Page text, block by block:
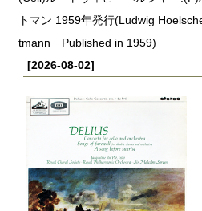
トマン 1959年発行(Ludwig
tmann Published in 1959)
[2026-08-02]